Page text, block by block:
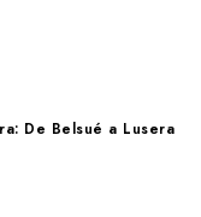
De Belsué a Lusera